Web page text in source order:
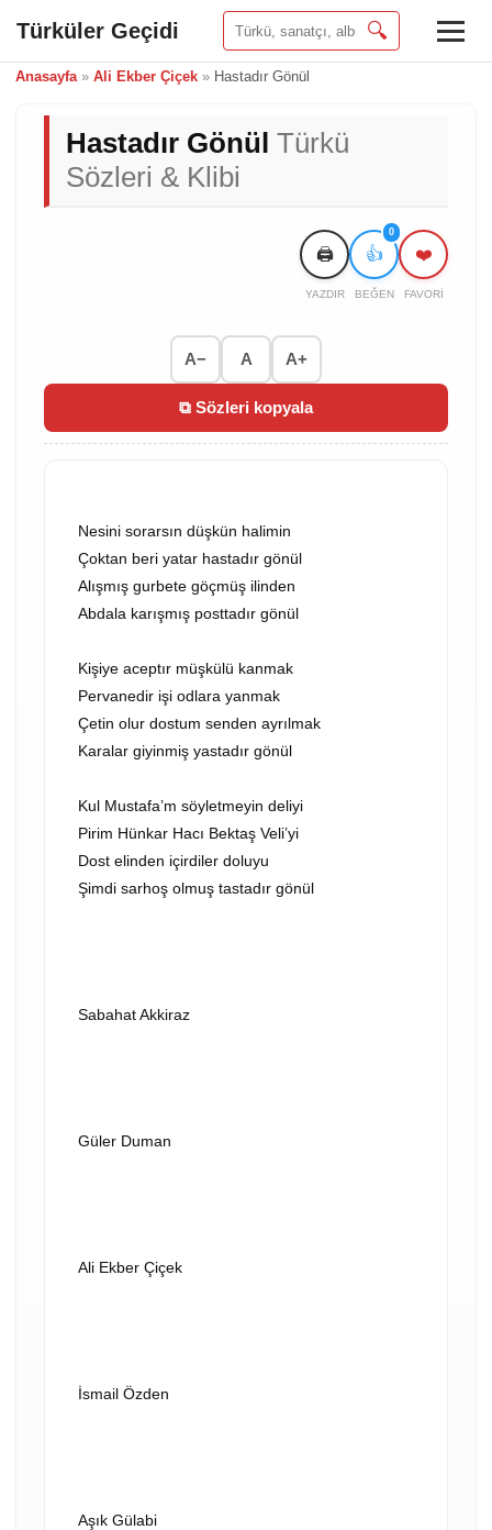
Türküler Geçidi 🔍
Anasayfa» Ali Ekber Çiçek » Hastadır Gönül
Hastadır Gönül Türkü
Sözleri & Klibi
🖨️
YAZDIR
👍
0
BEĞEN
❤️
FAVORI
A− A A+
⧉ Sözleri kopyala
Nesini sorarsın düşkün halimin
Çoktan beri yatar hastadır gönül
Alışmış gurbete göçmüş ilinden
Abdala karışmış posttadır gönül
Kişiye aceptır müşkülü kanmak
Pervanedir işi odlara yanmak
Çetin olur dostum senden ayrılmak
Karalar giyinmiş yastadır gönül
Kul Mustafa’m söyletmeyin deliyi
Pirim Hünkar Hacı Bektaş Veli’yi
Dost elinden içirdiler doluyu
Şimdi sarhoş olmuş tastadır gönül
Sabahat Akkiraz
Güler Duman
Ali Ekber Çiçek
İsmail Özden
Aşık Gülabi